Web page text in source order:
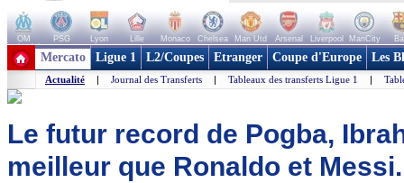
OM PSG Lyon Lille Monaco Chelsea Man Utd Arsenal Liverpool ManCity
+ de clubs
Mercato Ligue 1 L2/Coupes Etranger Coupe d'Europe Les
Actualité | Journal des Transferts | Tableaux des transferts Ligue 1 |
Le futur record de Pogba,
meilleur que Ronaldo et